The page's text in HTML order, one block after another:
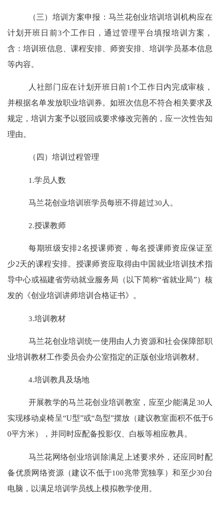
（三）培训方案申报 ：马兰花创业培训培训机构应在
计划开班日前3个工作日，通过管理平台填报培训方案，
含：培训班信息、课程安排、师资安排、培训学员基本信息
等内容。
人社部门应在计划开班日前1 个工作日内完成审核，
并根据名单发放职业培训券。如班次信息不符合相关要求及
规定，培训方案予以驳回或要求修改完善的，应一次性告知
理由。
（四）培训过程管理
1.学员人数
马兰花创业培训班学员每班不得超过30 人。
2.授课教师
每期班级安排2名授课师资，每名授课师资应保证至
少2天的课程安排。授课师资应取得由中国就业培训技术指
导中心或福建省劳动就业服务局（以下简称“省就业局”）核
发的《创业培训讲师培训合格证书》。
3.培训教材
马兰花创业培训统一使用由人力资源和社会保障部职
业培训教材工作委员会办公室指定的正版创业培训教材。
4.培训教具及场地
开展教学的马兰花创业培训教室，应至少能满足30人
实现移动桌椅呈“U型”或“岛型”摆放（建议教室面积不低于6
0平方米），并同时应配备投影仪、白板等相应教具。
马兰花网络创业培训除满足上述要求外，还应同时配
备优质网络资源（建议不低于100兆带宽独享）和至少30台
电脑，以满足培训学员线上模拟教学使用。